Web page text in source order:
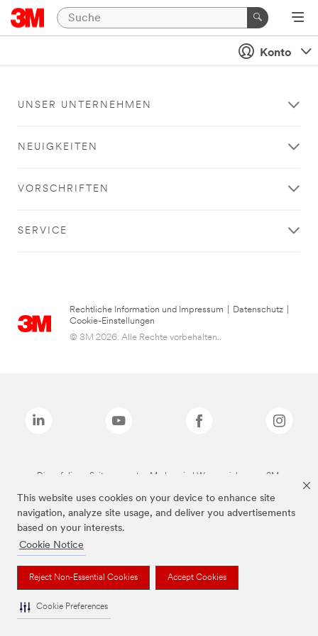
This website uses cookies on your device to enhance site
navigation, analyze site usage, and deliver you advertisements
based on your interests.
Cookie Notice
Reject Non-Essential Cookies Accept Cookies
Cookie Preferences
Konto
UNSER UNTERNEHMEN
NEUIGKEITEN
VORSCHRIFTEN
SERVICE
Rechtliche Information und Impressum Datenschutz
Cookie-Einstellungen
© 3M 2026. Alle Rechte vorbehalten..
Die auf dieser Seite genannten Marken sind Warenzeichen von 3M.